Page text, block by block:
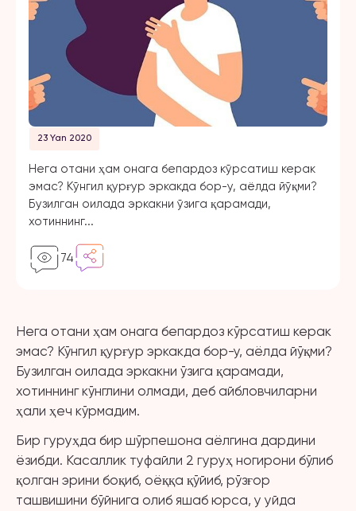
23 Yan 2020
Нега отани ҳам онага бепардоз кўрсатиш керак
эмас? Кўнгил қурғур эркакда бор-у, аёлда йўқми?
Бузилган оилада эркакни ўзига қарамади,
хотиннинг...
74
Нега отани ҳам онага бепардоз кўрсатиш керак
эмас? Кўнгил қурғур эркакда бор-у, аёлда йўқми?
Бузилган оилада эркакни ўзига қарамади,
хотиннинг кўнглини олмади, деб айбловчиларни
ҳали ҳеч кўрмадим.
Бир гуруҳда бир шўрпешона аёлгина дардини
ёзибди. Касаллик туфайли 2 гуруҳ ногирони бўлиб
қолган эрини боқиб, оёққа қўйиб, рўзғор
ташвишини бўйнига олиб яшаб юрса, у уйда